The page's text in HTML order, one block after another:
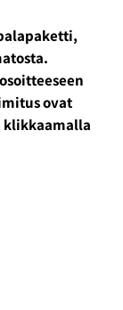
ovat
klikkaamalla